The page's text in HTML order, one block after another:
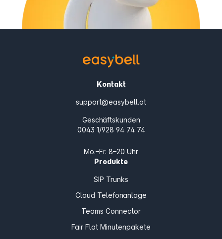
Kontakt
support@easybell.at
Geschäftskunden
0043 1/928 94 74 74
Mo.–Fr. 8–20 Uhr
Produkte
SIP Trunks
Cloud Telefonanlage
Teams Connector
Fair Flat Minutenpakete